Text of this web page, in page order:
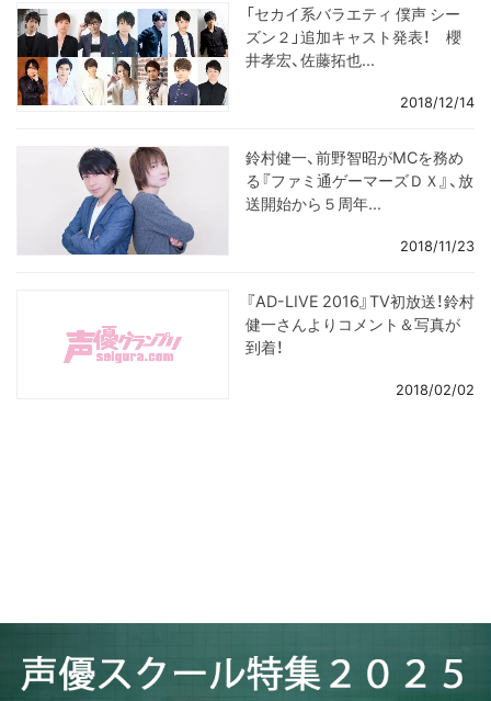
「セカイ系バラエティ 僕声 シー
ズン２」追加キャスト発表！ 櫻
井孝宏、佐藤拓也...
2018/12/14
鈴村健一、前野智昭がMCを務め
る『ファミ通ゲーマーズＤＸ』、放
送開始から５周年...
2018/11/23
『AD-LIVE 2016』TV初放送！鈴村
健一さんよりコメント＆写真が
到着！
2018/02/02